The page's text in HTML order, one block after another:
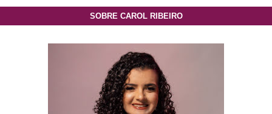
SOBRE CAROL RIBEIRO